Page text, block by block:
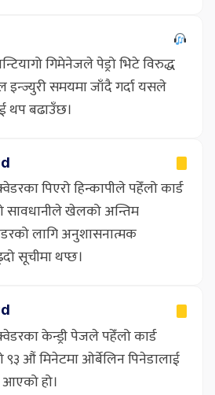
गिमेनेजले पेड्रो भिटे विरुद्ध
समयमा जाँदै गर्दा यसले
थप बढाउँछ।
पिएरो हिन्कापीले पहेँलो कार्ड
सावधानीले खेलको अन्तिम
लागि अनुशासनात्मक
सूचीमा थप्छ।
केन्ड्री पेजले पहेँलो कार्ड
९३ औं मिनेटमा ओर्बेलिन पिनेडालाई
हो।